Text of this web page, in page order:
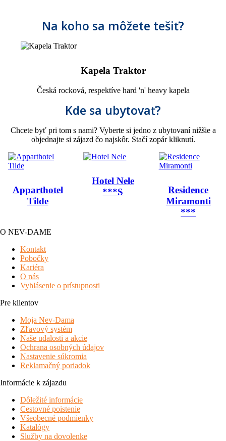
Na koho sa môžete tešiť?
Kapela Traktor
Česká rocková, respektíve hard 'n' heavy kapela
Kde sa ubytovať?
Chcete byť pri tom s nami? Vyberte si jedno z ubytovaní nižšie a
objednajte si zájazd čo najskôr. Stačí zopár kliknutí.
Apparthotel
Tilde
Hotel Nele
***S
Residence
Miramonti
***
O NEV-DAME
Kontakt
Pobočky
Kariéra
O nás
Vyhlásenie o prístupnosti
Pre klientov
Moja Nev-Dama
Zľavový systém
Naše udalosti a akcie
Ochrana osobných údajov
Nastavenie súkromia
Reklamačný poriadok
Informácie k zájazdu
Dôležité informácie
Cestovné poistenie
Všeobecné podmienky
Katalógy
Služby na dovolenke